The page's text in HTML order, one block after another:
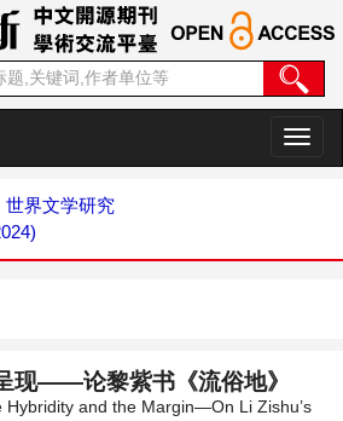
切
换
世界文学研究
现——论黎紫书《流俗地》
Hybridity and the Margin—On Li Zishu’s